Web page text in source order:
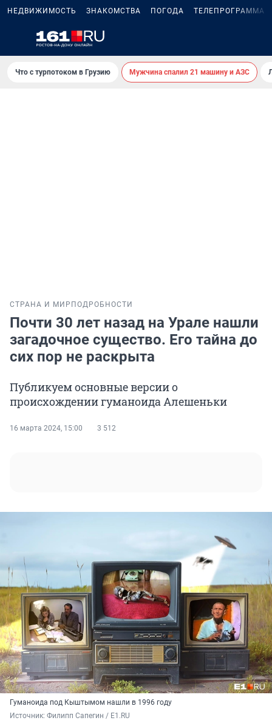
НЕДВИЖИМОСТЬ ЗНАКОМСТВА ПОГОДА ТЕЛЕПРОГРАММА
Что с турпотоком в Грузию Мужчина спалил 21 машину и АЗС
СТРАНА И МИР ПОДРОБНОСТИ
Почти 30 лет назад на Урале нашли
загадочное существо. Его тайна до
сих пор не раскрыта
Публикуем основные версии о
происхождении гуманоида Алешеньки
16 марта 2024, 15:00 3 512
Гуманоида под Кыштымом нашли в 1996 году
Источник: Филипп Сапегин / E1.RU